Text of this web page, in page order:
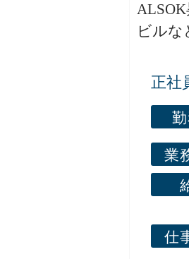
ビルな
昨年
が増
万全
くだ
＜ス
（隊
前職
た。
現在
正社
業
仕